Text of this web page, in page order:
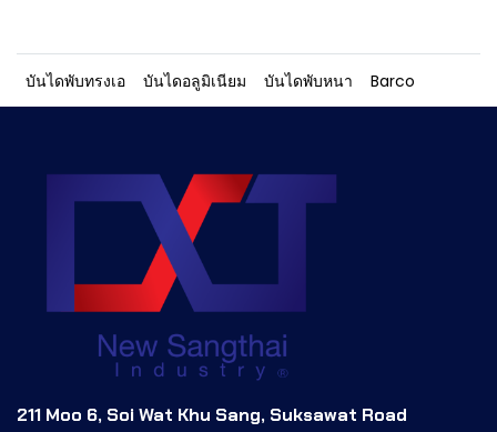
บันไดพับทรงเอ บันไดอลูมิเนียม บันไดพับหนา Barco
211 Moo 6, Soi Wat Khu Sang, Suksawat Road